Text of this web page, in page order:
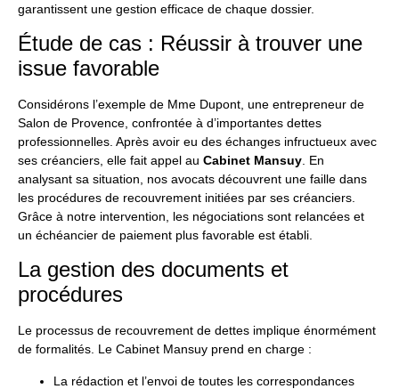
garantissent une gestion efficace de chaque dossier.
Étude de cas : Réussir à trouver une
issue favorable
Considérons l’exemple de Mme Dupont, une entrepreneur de
Salon de Provence, confrontée à d’importantes dettes
professionnelles. Après avoir eu des échanges infructueux avec
ses créanciers, elle fait appel au Cabinet Mansuy . En
analysant sa situation, nos avocats découvrent une faille dans
les procédures de recouvrement initiées par ses créanciers.
Grâce à notre intervention, les négociations sont relancées et
un échéancier de paiement plus favorable est établi.
La gestion des documents et
procédures
Le processus de recouvrement de dettes implique énormément
de formalités. Le Cabinet Mansuy prend en charge :
La rédaction et l’envoi de toutes les correspondances